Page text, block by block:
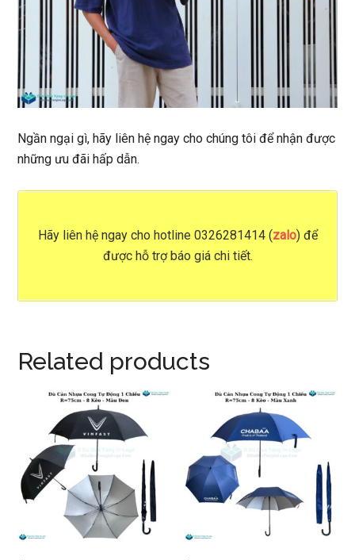
Ngần ngại gì, hãy liên hệ ngay cho chúng tôi để nhận được
những ưu đãi hấp dẫn.
Hãy liên hệ ngay cho hotline 0326281414 (zalo)để
được hỗ trợ báo giá chi tiết.
Related products